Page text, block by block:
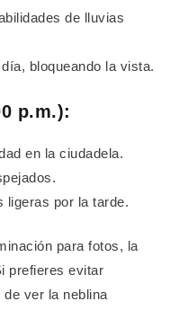
de lluvias
bloqueando la vista.
p.m.):
en la ciudadela.
ligeras por la tarde.
para fotos, la
prefieres evitar
ver la neblina